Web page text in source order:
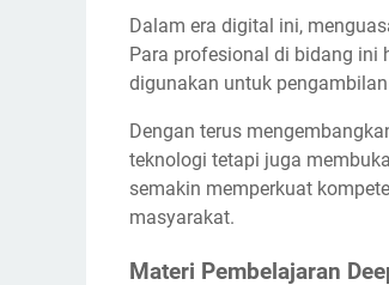
Dalam era digital ini,
Para profesional di bidang ini
digunakan untuk
Dengan terus
teknologi tetapi juga
semakin memperkuat
masyarakat.
Materi Pembelajaran